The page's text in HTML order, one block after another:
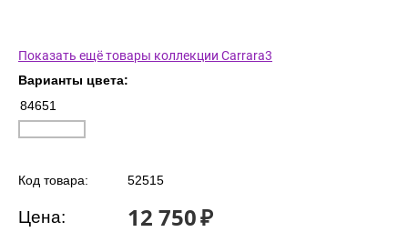
Показать ещё товары коллекции Carrara3
Варианты цвета:
84651
Код товара: 52515
Цена: 12 750₽